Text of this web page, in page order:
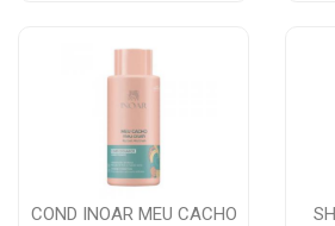
COND INOAR MEU CACHO